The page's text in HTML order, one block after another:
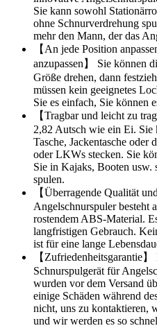
Sie kann sowohl
ohne Schnurverdrehung
mehr den Mann, der das
【An jede Position
anzupassen】 Sie können
Größe drehen, dann
müssen kein geeignetes
Sie es einfach, Sie können
【Tragbar und leicht zu
2,82 Autsch wie ein Ei. Sie
Tasche, Jackentasche oder
oder LKWs stecken. Sie
Sie in Kajaks, Booten usw.
spulen.
【Überragende Qualität
Angelschnurspuler besteht
rostendem ABS-Material.
langfristigen Gebrauch.
ist für eine lange
【Zufriedenheitsgarantie
Schnurspulgerät für
wurden vor dem Versand
einige Schäden während
nicht, uns zu kontaktieren,
und wir werden es so